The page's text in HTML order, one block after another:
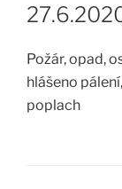
Požár, opad,
hlášeno
poplach